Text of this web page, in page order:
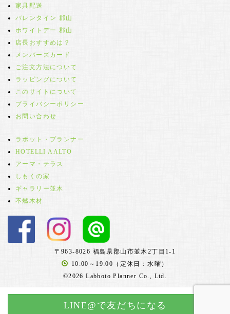
家具配送
バレンタイン 郡山
ホワイトデー 郡山
店長おすすめは？
メンバーズカード
ご注文方法について
ラッピングについて
このサイトについて
プライバシーポリシー
お問い合わせ
ラボット・プランナー
HOTELLI AALTO
アーマ・テラス
しもくの家
ギャラリー並木
不燃木材
〒963-8026 福島県郡山市並木2丁目1-1
10:00～19:00（定休日：水曜）
©2026 Labboto Planner Co., Ltd.
LINE@で友だちになる